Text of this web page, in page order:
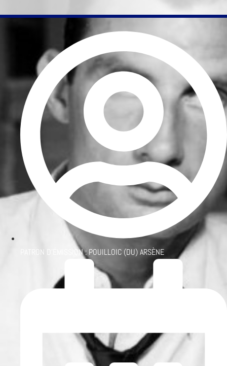
PATRON D'ÉMISSION :POUILLOIC (DU) ARSÈNE